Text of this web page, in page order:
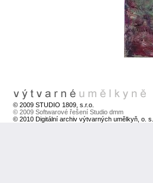
© 2009 STUDIO 1809, s.r.o.
© 2009 Softwarové řešení Studio dmm
© 2010 Digitální archiv výtvarných umělkyň, o. s.